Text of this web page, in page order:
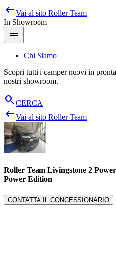
Salta
contenuto
arrow_left_alt Vai al sito Roller Team
In Showroom
drag_handle
Chi Siamo
Scopri tutti i camper nuovi in
nostri showroom.
searchCERCA
arrow_left_alt Vai al sito Roller Team
Roller Team Livingstone 2
Power Edition
CONTATTA IL CONCESSIONARIO